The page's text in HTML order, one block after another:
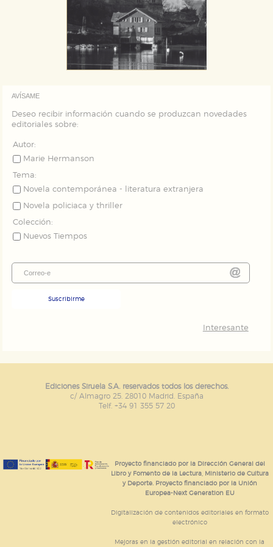
AVÍSAME
Deseo recibir información cuando se produzcan novedades
editoriales sobre:
Autor:
Marie Hermanson
Tema:
Novela contemporánea - literatura extranjera
Novela policiaca y thriller
Colección:
Nuevos Tiempos
Suscribirme
Interesante
Ediciones Siruela S.A. reservados todos los derechos.
c/ Almagro 25. 28010 Madrid. España
Telf. +34 91 355 57 20
Proyecto financiado por la Dirección General del
Libro y Fomento de la Lectura, Ministerio de Cultura
y Deporte. Proyecto financiado por la Unión
Europea-Next Generation EU
Digitalización de contenidos editoriales en formato
electrónico
Mejoras en la gestión editorial en relación con la
Puede consultar nuestra política de cookies